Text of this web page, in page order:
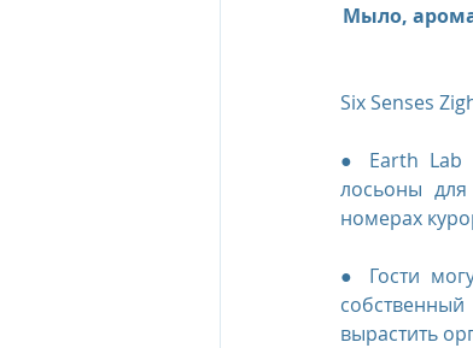
Мыло,
Six Senses
● Earth Lab
лосьоны
номерах
● Гости
вырастить